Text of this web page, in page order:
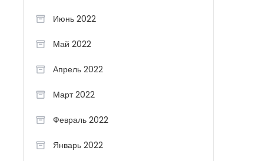
Июнь 2022
Май 2022
Апрель 2022
Март 2022
Февраль 2022
Январь 2022